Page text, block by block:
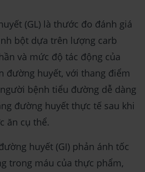
(GL) là thước đo đánh giá
bột dựa trên lượng carb
và mức độ tác động của
đường huyết, với thang điểm
bệnh tiểu đường dễ dàng
đường huyết thực tế sau khi
ăn cụ thể.
huyết (GI) phản ánh tốc
trong máu của thực phẩm,